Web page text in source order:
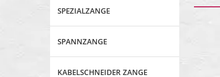
SPEZIALZANGE
SPANNZANGE
KABELSCHNEIDER ZANGE